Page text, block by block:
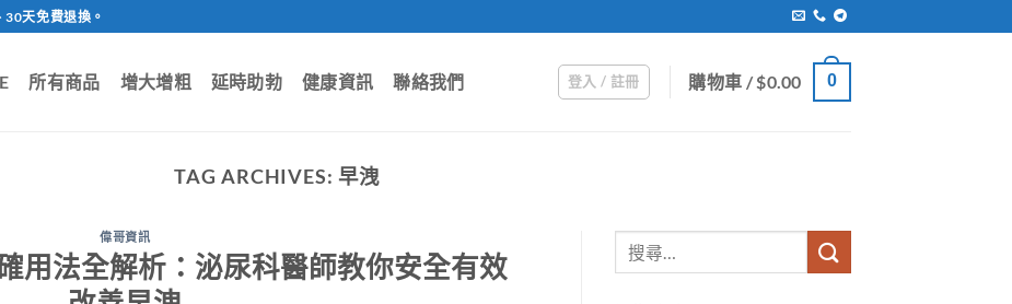
天免費退換。
所有商品 增大增粗 延時助勃 健康資訊 聯絡我們 登入 / 註冊 購物車 /$0.00 0
TAG ARCHIVES:早洩
偉哥資訊
用法全解析：泌尿科醫師教你安全有效